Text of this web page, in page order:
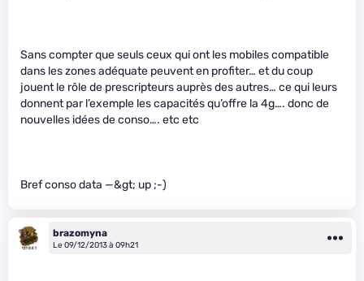
Sans compter que seuls ceux qui ont les mobiles compatible
dans les zones adéquate peuvent en profiter… et du coup
jouent le rôle de prescripteurs auprès des autres… ce qui leurs
donnent par l’exemple les capacités qu’offre la 4g…. donc de
nouvelles idées de conso…. etc etc
Bref conso data —&gt; up ;-)
brazomyna
Le 09/12/2013 à 09h21